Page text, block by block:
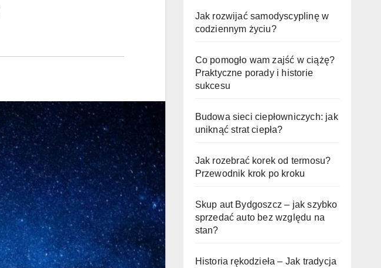
Jak rozwijać samodyscyplinę w
codziennym życiu?
Co pomogło wam zajść w ciążę?
Praktyczne porady i historie
sukcesu
Budowa sieci ciepłowniczych: jak
uniknąć strat ciepła?
Jak rozebrać korek od termosu?
Przewodnik krok po kroku
Skup aut Bydgoszcz – jak szybko
sprzedać auto bez względu na
stan?
Historia rękodzieła – Jak tradycja